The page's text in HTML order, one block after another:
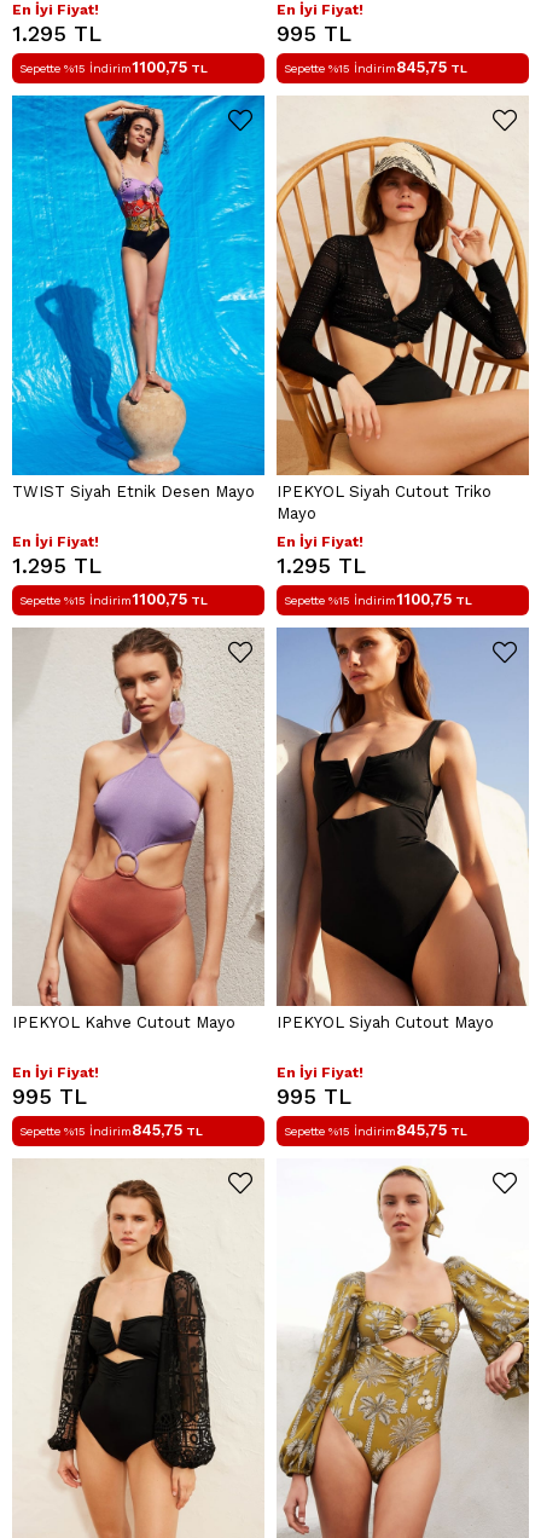
En İyi Fiyat!
1.295 TL
Sepette %15 İndirim1100,75 TL
En İyi Fiyat!
995 TL
Sepette %15 İndirim845,75 TL
TWIST Siyah Etnik Desen Mayo
En İyi Fiyat!
1.295 TL
Sepette %15 İndirim1100,75 TL
IPEKYOL Siyah Cutout Triko
Mayo
En İyi Fiyat!
1.295 TL
Sepette %15 İndirim1100,75 TL
IPEKYOL Kahve Cutout Mayo
En İyi Fiyat!
995 TL
Sepette %15 İndirim845,75 TL
IPEKYOL Siyah Cutout Mayo
En İyi Fiyat!
995 TL
Sepette %15 İndirim845,75 TL